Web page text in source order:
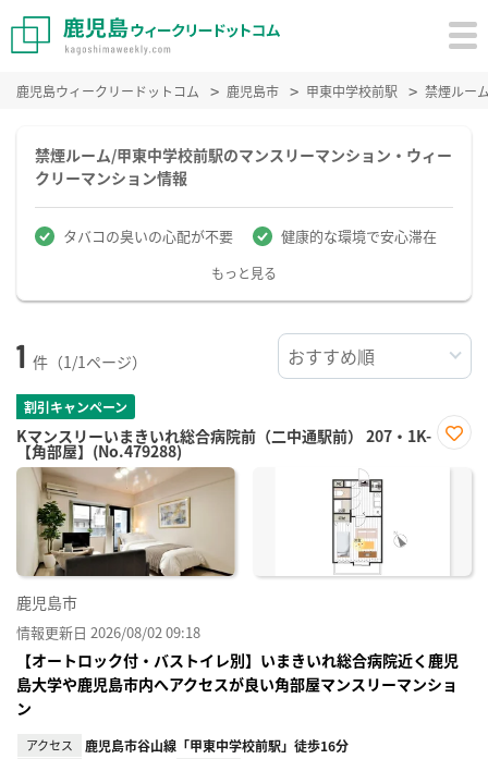
鹿児島ウィークリードットコム 鹿児島市 甲東中学校前駅 禁煙ルー
禁煙ルーム/甲東中学校前駅のマンスリーマンション・ウィー
クリーマンション情報
タバコの臭いの心配が不要 健康的な環境で安心滞在
もっと見る
1 件（1/1ページ）
割引キャンペーン
Kマンスリーいまきいれ総合病院前（二中通駅前） 207・1K-
【角部屋】(No.479288)
に入
鹿児島市
情報更新日 2026/08/02 09:18
【オートロック付・バストイレ別】いまきいれ総合病院近く鹿児
島大学や鹿児島市内へアクセスが良い角部屋マンスリーマンショ
ン
アクセス 鹿児島市谷山線「甲東中学校前駅」徒歩16分